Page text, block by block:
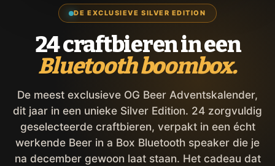
DE EXCLUSIEVE SILVER EDITION
24 craftbieren in een
Bluetooth boombox.
De meest exclusieve OG Beer Adventskalender,
dit jaar in een unieke Silver Edition. 24 zorgvuldig
geselecteerde craftbieren, verpakt in een écht
werkende Beer in a Box Bluetooth speaker die je
na december gewoon laat staan. Het cadeau dat